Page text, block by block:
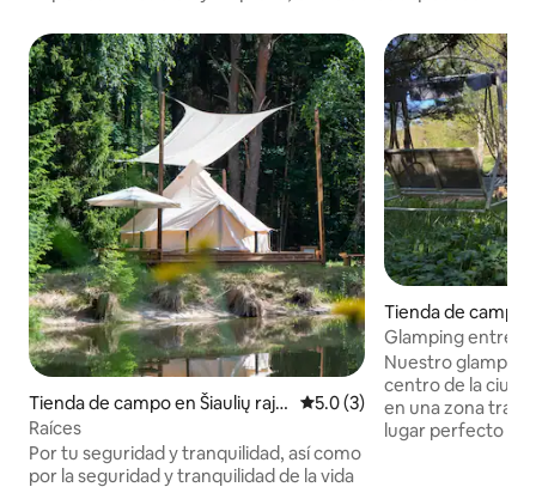
Tienda de campo en Šiaulių rajo
no savivaldybė
Calificación promedio: 5.0
5.0 (3)
Raíces
Por tu seguridad y tranquilidad, así como
por la seguridad y tranquilidad de la vida
Tienda de campo
Glamping entre
Nuestro glamping
centro de la
en una zona
lugar perfecto